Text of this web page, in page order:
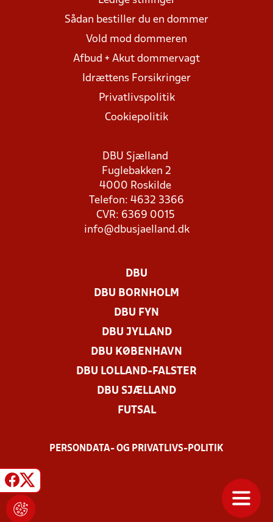
Sådan bestiller du en dommer
Vold mod dommeren
Afbud + Akut dommervagt
Idrættens Forsikringer
Privatlivspolitik
Cookiepolitik
DBU Sjælland
Fuglebakken 2
4000 Roskilde
Telefon: 4632 3366
CVR: 6369 0015
info@dbusjaelland.dk
DBU
DBU BORNHOLM
DBU FYN
DBU JYLLAND
DBU KØBENHAVN
DBU LOLLAND-FALSTER
DBU SJÆLLAND
FUTSAL
PERSONDATA- OG PRIVATLIVS-POLITIK